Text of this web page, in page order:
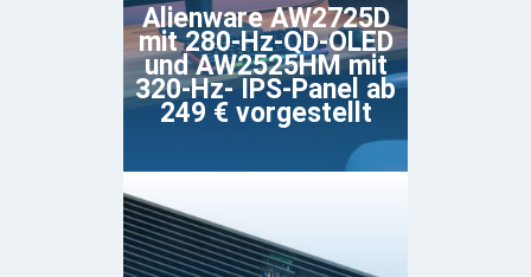
Alienware AW2725D
mit 280-Hz-QD-OLED
und AW2525HM mit
320-Hz- IPS-Panel ab
249 € vorgestellt